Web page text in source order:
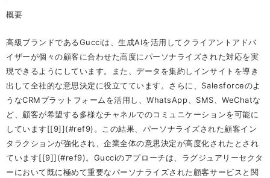
概要
高級ブランドであるGucciは、生成AIを活用してクライアントアドバ
イザーが個々の顧客に合わせた高度にパーソナライズされた対応を実
現できるようにしています。また、データを集約しインサイトを導き
出して全社的な意思決定に役立てています。さらに、Salesforceのよ
うなCRMプラットフォームを活用し、WhatsApp、SMS、WeChatな
ど、顧客が希望する多様なチャネルでのコミュニケーションを可能に
しています[[9]](#ref9)。この結果、パーソナライズされた顧客イン
タラクションが強化され、企業全体の意思決定が高度化されたとされ
ています[[9]](#ref9)。Gucciのアプローチは、ラグジュアリーセクタ
ーにおいて既に極めて重要なパーソナライズされた顧客サービスと関